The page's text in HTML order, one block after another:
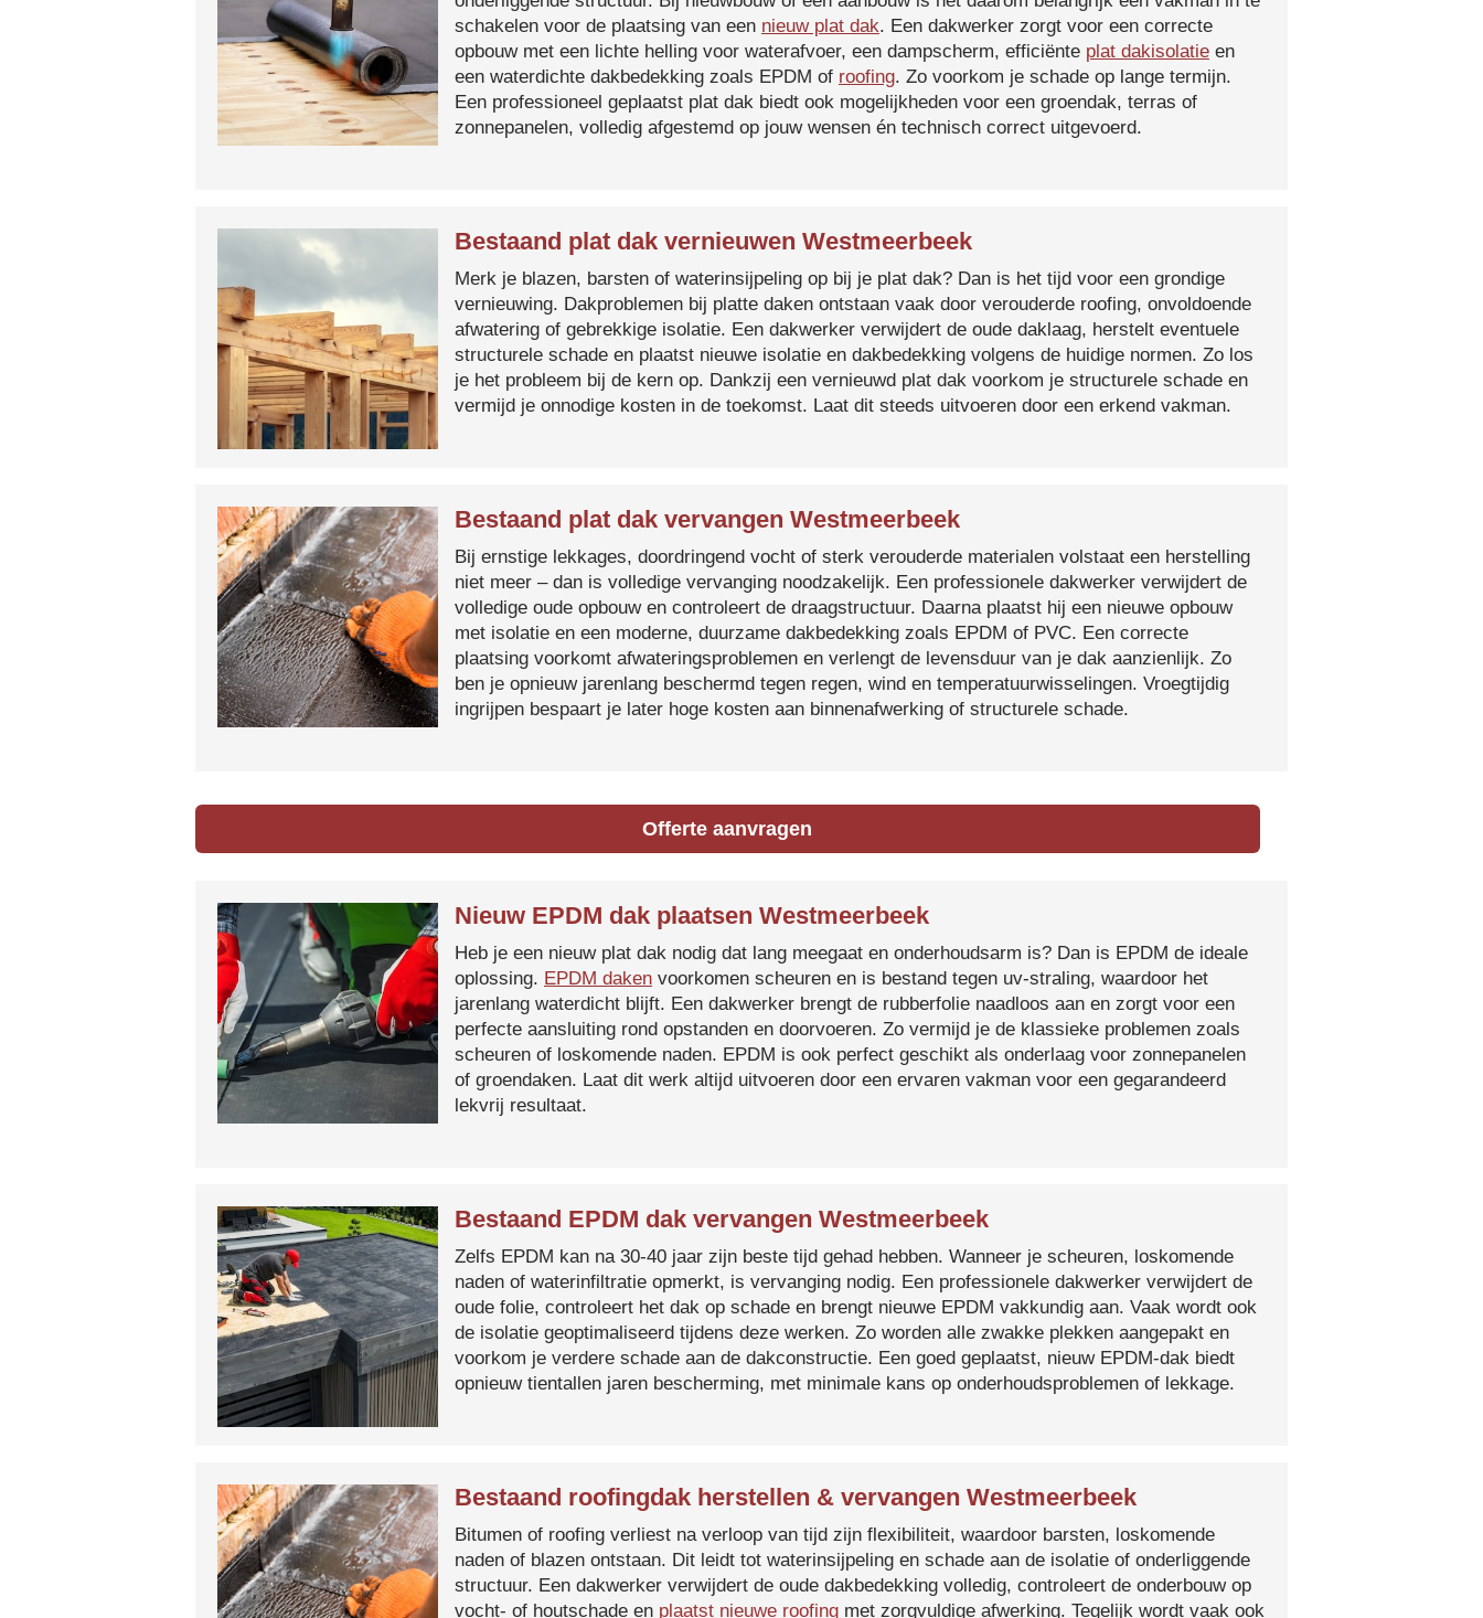
schakelen voor de plaatsing van een nieuw plat dak. Een dakwerker zorgt voor een correcte
opbouw met een lichte helling voor waterafvoer, een dampscherm, efficiënte plat dakisolatie en
een waterdichte dakbedekking zoals EPDM of roofing. Zo voorkom je schade op lange termijn.
Een professioneel geplaatst plat dak biedt ook mogelijkheden voor een groendak, terras of
zonnepanelen, volledig afgestemd op jouw wensen én technisch correct uitgevoerd.
Bestaand plat dak vernieuwen Westmeerbeek
Merk je blazen, barsten of waterinsijpeling op bij je plat dak? Dan is het tijd voor een grondige
vernieuwing. Dakproblemen bij platte daken ontstaan vaak door verouderde roofing, onvoldoende
afwatering of gebrekkige isolatie. Een dakwerker verwijdert de oude daklaag, herstelt eventuele
structurele schade en plaatst nieuwe isolatie en dakbedekking volgens de huidige normen. Zo los
je het probleem bij de kern op. Dankzij een vernieuwd plat dak voorkom je structurele schade en
vermijd je onnodige kosten in de toekomst. Laat dit steeds uitvoeren door een erkend vakman.
Bestaand plat dak vervangen Westmeerbeek
Bij ernstige lekkages, doordringend vocht of sterk verouderde materialen volstaat een herstelling
niet meer – dan is volledige vervanging noodzakelijk. Een professionele dakwerker verwijdert de
volledige oude opbouw en controleert de draagstructuur. Daarna plaatst hij een nieuwe opbouw
met isolatie en een moderne, duurzame dakbedekking zoals EPDM of PVC. Een correcte
plaatsing voorkomt afwateringsproblemen en verlengt de levensduur van je dak aanzienlijk. Zo
ben je opnieuw jarenlang beschermd tegen regen, wind en temperatuurwisselingen. Vroegtijdig
ingrijpen bespaart je later hoge kosten aan binnenafwerking of structurele schade.
Offerte aanvragen
Nieuw EPDM dak plaatsen Westmeerbeek
Heb je een nieuw plat dak nodig dat lang meegaat en onderhoudsarm is? Dan is EPDM de ideale
oplossing. EPDM daken voorkomen scheuren en is bestand tegen uv-straling, waardoor het
jarenlang waterdicht blijft. Een dakwerker brengt de rubberfolie naadloos aan en zorgt voor een
perfecte aansluiting rond opstanden en doorvoeren. Zo vermijd je de klassieke problemen zoals
scheuren of loskomende naden. EPDM is ook perfect geschikt als onderlaag voor zonnepanelen
of groendaken. Laat dit werk altijd uitvoeren door een ervaren vakman voor een gegarandeerd
lekvrij resultaat.
Bestaand EPDM dak vervangen Westmeerbeek
Zelfs EPDM kan na 30-40 jaar zijn beste tijd gehad hebben. Wanneer je scheuren, loskomende
naden of waterinfiltratie opmerkt, is vervanging nodig. Een professionele dakwerker verwijdert de
oude folie, controleert het dak op schade en brengt nieuwe EPDM vakkundig aan. Vaak wordt ook
de isolatie geoptimaliseerd tijdens deze werken. Zo worden alle zwakke plekken aangepakt en
voorkom je verdere schade aan de dakconstructie. Een goed geplaatst, nieuw EPDM-dak biedt
opnieuw tientallen jaren bescherming, met minimale kans op onderhoudsproblemen of lekkage.
Bestaand roofingdak herstellen & vervangen Westmeerbeek
Bitumen of roofing verliest na verloop van tijd zijn flexibiliteit, waardoor barsten, loskomende
naden of blazen ontstaan. Dit leidt tot waterinsijpeling en schade aan de isolatie of onderliggende
structuur. Een dakwerker verwijdert de oude dakbedekking volledig, controleert de onderbouw op
vocht- of houtschade en plaatst nieuwe roofing met zorgvuldige afwerking. Tegelijk wordt vaak ook